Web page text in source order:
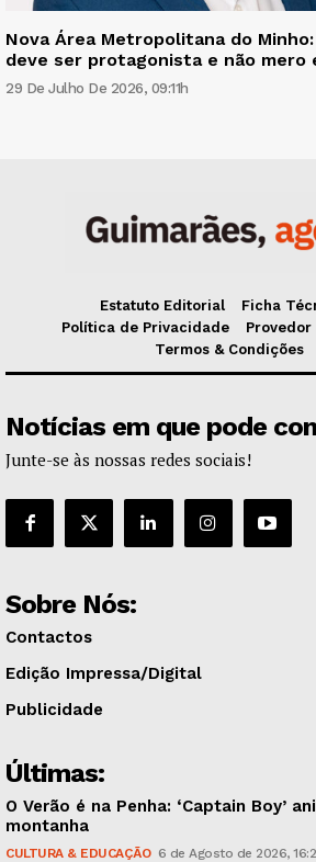
Nova Área Metropolitana do
deve ser protagonista e não mero
29 De Julho De 2026, 09:11h
Estatuto Editorial
Ficha
Política de Privacidade
Termos & Condições
Notícias em que pode
Junte-se às nossas redes sociais!
Sobre Nós:
Contactos
Edição Impressa/Digital
Publicidade
Últimas:
O Verão é na Penha: ‘Captain Boy’
montanha
CULTURA & EDUCAÇÃO 6 de Agosto de 2026,